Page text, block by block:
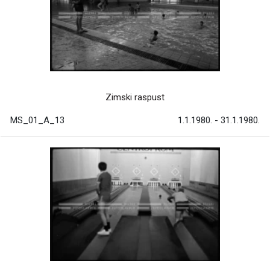
Zimski raspust
MS_01_A_13 1.1.1980. - 31.1.1980.